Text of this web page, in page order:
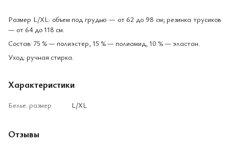
Размер L/XL: объем под грудью — от 62 до 98 см; резинка трусиков
— от 64 до 118 см.
Состав: 75 % — полиэстер, 15 % — полиамид, 10 % — эластан.
Уход: ручная стирка.
Характеристики
Белье: размер L/XL
Отзывы